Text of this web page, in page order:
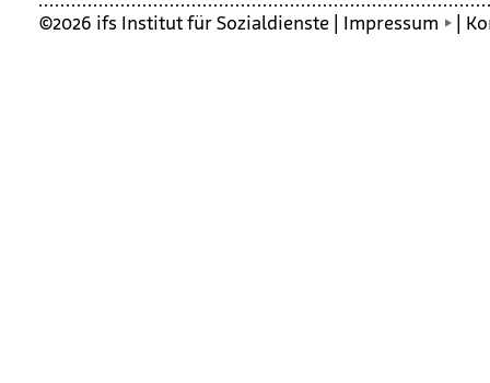
©2026 ifs Institut für Sozialdienste | Impressum